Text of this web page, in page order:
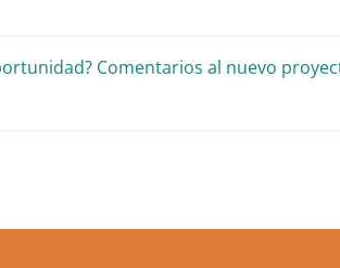
Comentarios al nuevo